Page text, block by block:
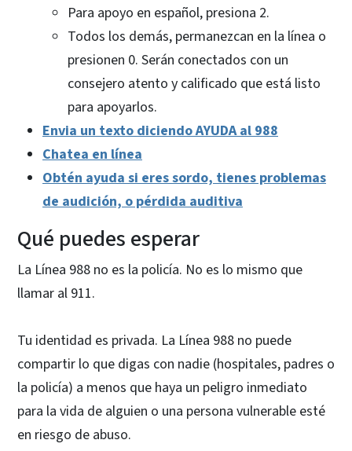
Para apoyo en español, presiona 2.
Todos los demás, permanezcan en la línea o
presionen 0. Serán conectados con un
consejero atento y calificado que está listo
para apoyarlos.
Envia un texto diciendo AYUDA al 988
Chatea en línea
Obtén ayuda si eres sordo, tienes problemas
de audición, o pérdida auditiva
Qué puedes esperar
La Línea 988 no es la policía. No es lo mismo que
llamar al 911.
Tu identidad es privada. La Línea 988 no puede
compartir lo que digas con nadie (hospitales, padres o
la policía) a menos que haya un peligro inmediato
para la vida de alguien o una persona vulnerable esté
en riesgo de abuso.